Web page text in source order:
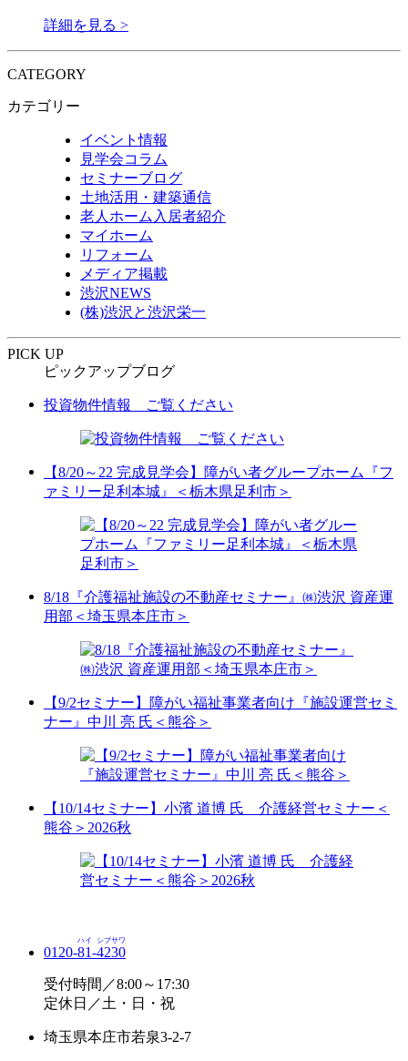
詳細を見る >
CATEGORY
カテゴリー
イベント情報
見学会コラム
セミナーブログ
土地活用・建築通信
老人ホーム入居者紹介
マイホーム
リフォーム
メディア掲載
渋沢NEWS
(株)渋沢と渋沢栄一
PICK UP
ピックアップブログ
投資物件情報 ご覧ください
【8/20～22 完成見学会】障がい者グループホーム『フ
ァミリー足利本城』＜栃木県足利市＞
8/18『介護福祉施設の不動産セミナー』㈱渋沢 資産運
用部＜埼玉県本庄市＞
【9/2セミナー】障がい福祉事業者向け『施設運営セミ
ナー』中川 亮 氏＜熊谷＞
【10/14セミナー】小濱 道博 氏 介護経営セミナー＜
熊谷＞2026秋
0120-81
ハイ
-4230
シブサワ
受付時間／8:00～17:30
定休日／土・日・祝
埼玉県本庄市若泉3-2-7